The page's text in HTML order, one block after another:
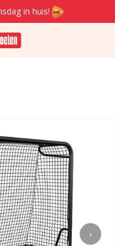
in huis!
›